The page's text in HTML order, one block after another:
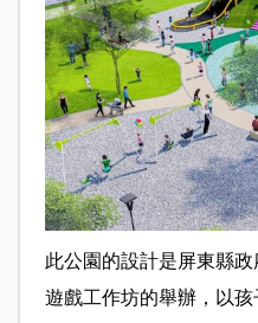
此公園的設計是屏東縣
遊戲工作坊的舉辦，以